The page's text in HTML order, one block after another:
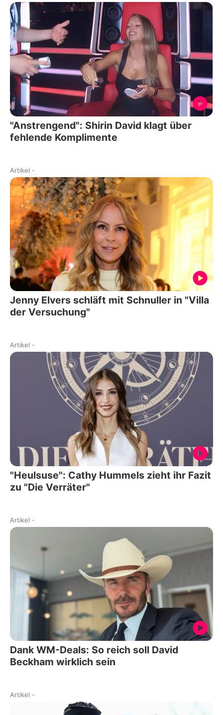
"Anstrengend": Shirin David klagt über
fehlende Komplimente
Artikel -
Jenny Elvers schläft mit Schnuller in "Villa
der Versuchung"
Artikel -
"Heulsuse": Cathy Hummels zieht ihr Fazit
zu "Die Verräter"
Artikel -
Dank WM-Deals: So reich soll David
Beckham wirklich sein
Artikel -